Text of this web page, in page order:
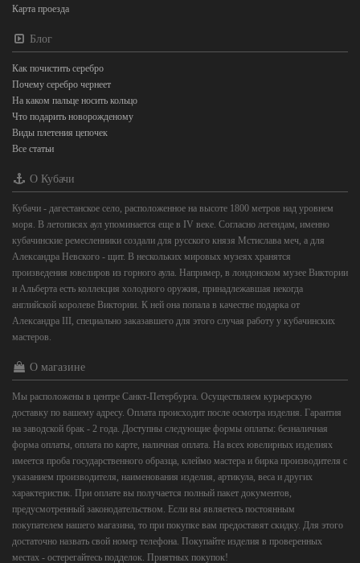
Карта проезда
Блог
Как почистить серебро
Почему серебро чернеет
На каком пальце носить кольцо
Что подарить новорожденому
Виды плетения цепочек
Все статьи
О Кубачи
Кубачи - дагестанское село, расположенное на высоте 1800 метров над уровнем
моря. В летописях аул упоминается еще в IV веке. Согласно легендам, именно
кубачинские ремесленники создали для русского князя Мстислава меч, а для
Александра Невского - щит. В нескольких мировых музеях хранятся
произведения ювелиров из горного аула. Например, в лондонском музее Виктории
и Альберта есть коллекция холодного оружия, принадлежавшая некогда
английской королеве Виктории. К ней она попала в качестве подарка от
Александра III, специально заказавшего для этого случая работу у кубачинских
мастеров.
О магазине
Мы расположены в центре Санкт-Петербурга. Осуществляем курьерскую
доставку по вашему адресу. Оплата происходит после осмотра изделия. Гарантия
на заводской брак - 2 года. Доступны следующие формы оплаты: безналичная
форма оплаты, оплата по карте, наличная оплата. На всех ювелирных изделиях
имеется проба государственного образца, клеймо мастера и бирка производителя с
указанием производителя, наименования изделия, артикула, веса и других
характеристик. При оплате вы получается полный пакет документов,
предусмотренный законодательством. Если вы являетесь постоянным
покупателем нашего магазина, то при покупке вам предоставят скидку. Для этого
достаточно назвать свой номер телефона. Покупайте изделия в проверенных
местах - остерегайтесь подделок. Приятных покупок!